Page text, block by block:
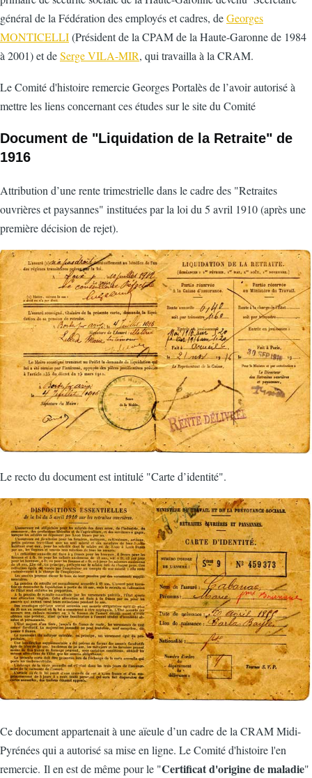
général de la Fédération des employés et cadres, deGeorges
MONTICELLI(Président de la CPAM de la Haute-Garonne de 1984
à 2001) et deSerge VILA-MIR, qui travailla à la CRAM.
Le Comité d'histoire remercie Georges Portalès de l’avoir autorisé à
mettre les liens concernant ces études sur le site du Comité
Document de "Liquidation de la Retraite" de
1916
Attribution d’une rente trimestrielle dans le cadre des "Retraites
ouvrières et paysannes" instituées par la loi du 5 avril 1910 (après une
première décision de rejet).
Le recto du document est intitulé "Carte d’identité".
Ce document appartenait à une aïeule d’un cadre de la CRAM Midi-
Pyrénées qui a autorisé sa mise en ligne. Le Comité d'histoire l'en
remercie. Il en est de même pour le "Certificat d'origine de maladie"